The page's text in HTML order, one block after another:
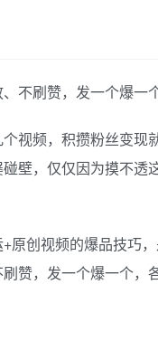
视频，积攒粉丝变
壁，仅仅因为摸不
原创视频的爆品技巧
赞，发一个爆一个